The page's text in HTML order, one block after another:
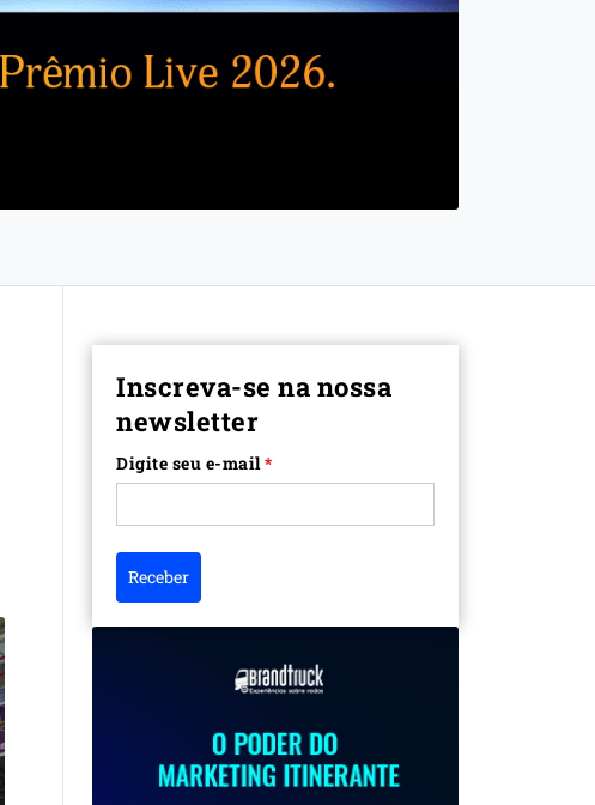
Inscreva-se na nossa
newsletter
Digite seu e-mail*
Receber